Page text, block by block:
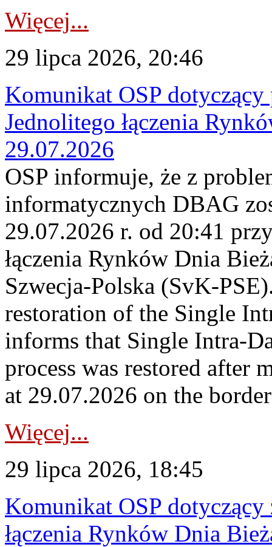
Więcej...
29 lipca 2026, 20:46
Komunikat OSP
Jednolitego łączenia
29.07.2026
OSP informuje, że z
informatycznych DBAG
29.07.2026 r. od 20:41
łączenia Rynków Dnia
Szwecja-Polska (SvK-
restoration of the Single
informs that Single Intra-
process was restored after
at 29.07.2026 on the
Więcej...
29 lipca 2026, 18:45
Komunikat OSP dotyczący
łączenia Rynków Dnia